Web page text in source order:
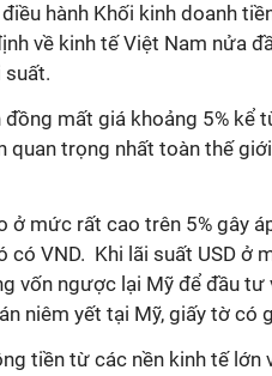
hành Khối kinh doanh
về kinh tế Việt Nam nửa
suất.
mất giá khoảng 5% kể
quan trọng nhất toàn thế
ở mức rất cao trên 5% gây
có VND. Khi lãi suất USD ở
vốn ngược lại Mỹ để đầu tư
niêm yết tại Mỹ, giấy tờ có
tiền từ các nền kinh tế lớn